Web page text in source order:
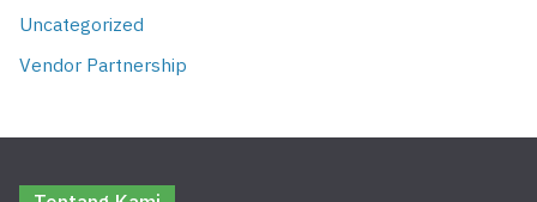
Uncategorized
Vendor Partnership